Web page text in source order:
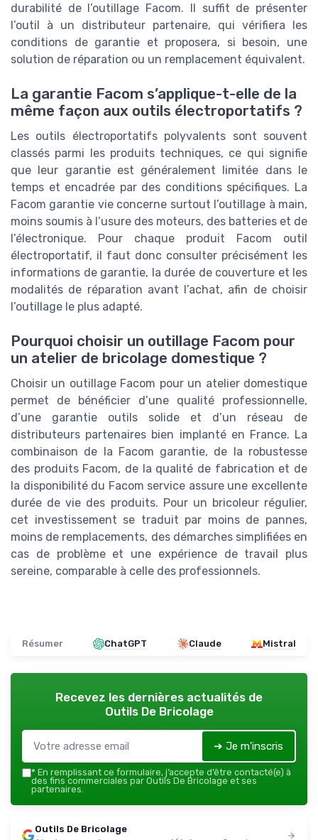
durabilité de l’outillage Facom. Il suffit de présenter
l’outil à un distributeur partenaire, qui vérifiera les
conditions de garantie et proposera, si besoin, une
solution de réparation ou un remplacement équivalent.
La garantie Facom s’applique-t-elle de la
même façon aux outils électroportatifs ?
Les outils électroportatifs polyvalents sont souvent
classés parmi les produits techniques, ce qui signifie
que leur garantie est généralement limitée dans le
temps et encadrée par des conditions spécifiques. La
Facom garantie vie concerne surtout l’outillage à main,
moins soumis à l’usure des moteurs, des batteries et de
l’électronique. Pour chaque produit Facom outil
électroportatif, il faut donc consulter précisément les
informations de garantie, la durée de couverture et les
modalités de réparation avant l’achat, afin de choisir
l’outillage le plus adapté.
Pourquoi choisir un outillage Facom pour
un atelier de bricolage domestique ?
Choisir un outillage Facom pour un atelier domestique
permet de bénéficier d’une qualité professionnelle,
d’une garantie outils solide et d’un réseau de
distributeurs partenaires bien implanté en France. La
combinaison de la Facom garantie, de la robustesse
des produits Facom, de la qualité de fabrication et de
la disponibilité du Facom service assure une excellente
durée de vie des produits. Pour un bricoleur régulier,
cet investissement se traduit par moins de pannes,
moins de remplacements, des démarches simplifiées en
cas de problème et une expérience de travail plus
sereine, comparable à celle des professionnels.
Résumer ChatGPT Claude Mistral
Recevez les dernières actualités de
Outils De Bricolage
➔ Je m'inscris
* En remplissant ce formulaire, j’accepte d’être contacté(e) à
des fins commerciales par Outils De Bricolage et ses
partenaires.
Outils De Bricolage